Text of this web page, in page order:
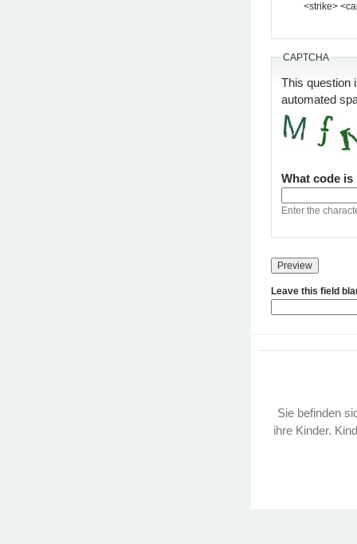
<strike>
CAPTCHA
This question
automated
What code
Enter the
Leave this field
Sie befinden
ihre Kinder.